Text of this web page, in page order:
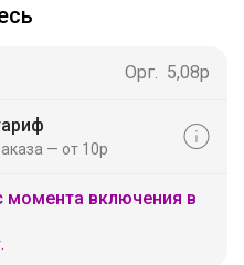
Орг. 5,08р
— от 10р
момента включения в